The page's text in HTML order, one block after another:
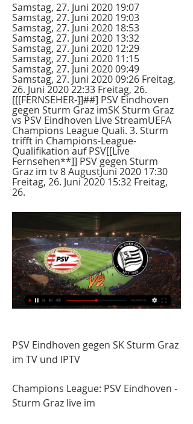
Samstag, 27. Juni 2020 19:07
Samstag, 27. Juni 2020 19:03
Samstag, 27. Juni 2020 18:53
Samstag, 27. Juni 2020 13:32
Samstag, 27. Juni 2020 12:29
Samstag, 27. Juni 2020 11:15
Samstag, 27. Juni 2020 09:49
Samstag, 27. Juni 2020 09:26 Freitag,
26. Juni 2020 22:33 Freitag, 26.
[[[FERNSEHER-]]##] PSV Eindhoven
gegen Sturm Graz imSK Sturm Graz
vs PSV Eindhoven Live StreamUEFA
Champions League Quali. 3. Sturm
trifft in Champions-League-
Qualifikation auf PSV[[Live
Fernsehen**]] PSV gegen Sturm
Graz im tv 8 AugustJuni 2020 17:30
Freitag, 26. Juni 2020 15:32 Freitag,
26.
PSV Eindhoven gegen SK Sturm Graz
im TV und IPTV
Champions League: PSV Eindhoven -
Sturm Graz live im